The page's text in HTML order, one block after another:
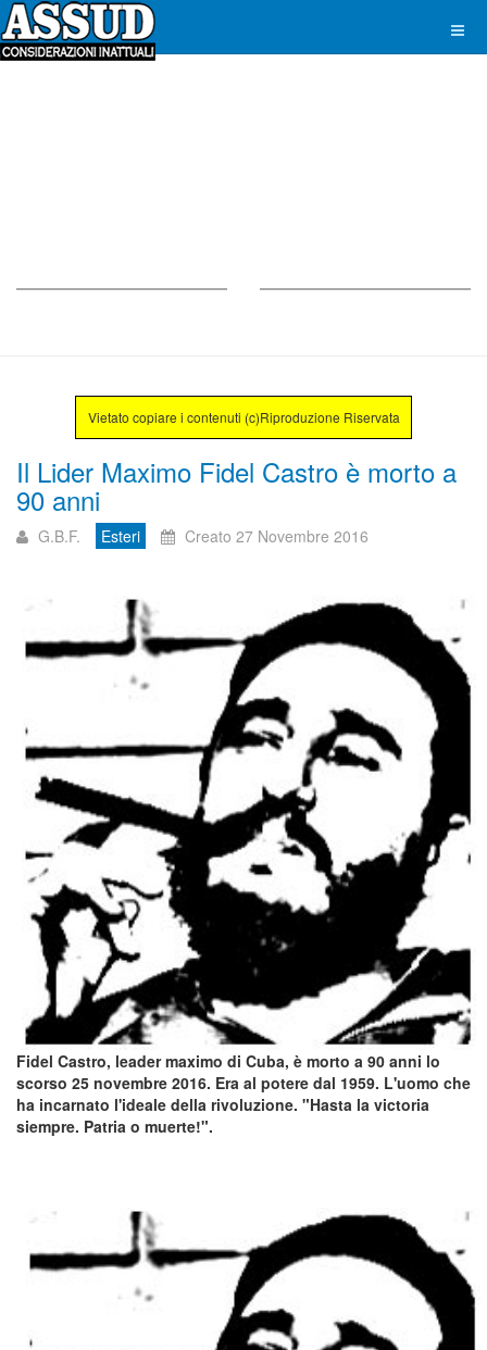
Vietato copiare i contenuti (c)Riproduzione Riservata
Il Lider Maximo Fidel Castro è morto a
90 anni
G.B.F. Esteri Creato 27 Novembre 2016
Fidel Castro, leader maximo di Cuba, è morto a 90 anni lo
scorso 25 novembre 2016. Era al potere dal 1959. L'uomo che
ha incarnato l'ideale della rivoluzione. "Hasta la victoria
siempre. Patria o muerte!".